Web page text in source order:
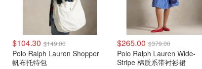
$104.30 $149.00
Polo Ralph Lauren Shopper
帆布托特包
$265.00 $379.00
Polo Ralph Lauren Wide-
Stripe 棉质系带衬衫裙